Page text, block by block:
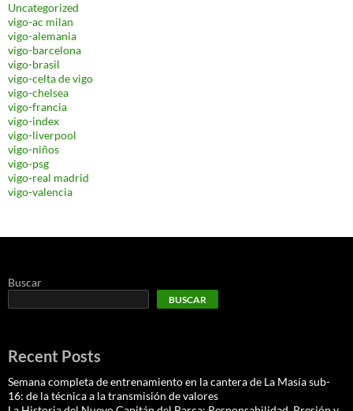
Uncategorized
vigo-ac milan
vigo-alemania
vigo-barcelona
vigo-brasil
vigo-celta de vigo
vigo-chelsea
vigo-francia
vigo-index
vigo-liverpool
vigo-niños
vigo-psg
vigo-real madrid
vigo-valencia
Buscar
BUSCAR
Recent Posts
Semana completa de entrenamiento en la cantera de La Masía sub-
16: de la técnica a la transmisión de valores